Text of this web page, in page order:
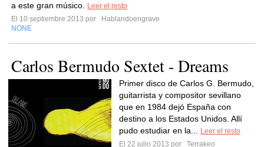
a este gran músico.
Leer el resto
El 10 septiembre 2013 por
Hablandoengrave
NONE
Carlos Bermudo Sextet - Dreams
Primer disco de Carlos G. Bermudo,
guitarrista y compositor sevillano
que en 1984 dejó España con
destino a los Estados Unidos. Allí
pudo estudiar en la...
Leer el resto
El 22 julio 2013 por
Terrakeo